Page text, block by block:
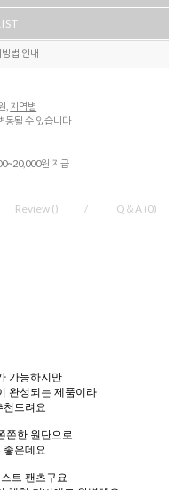
법 안내
, 지역별
동될 수 있습니다
원 지급
Review () Q＆A (0)
가능하지만
완성되는 제품이라
천드려요
쫀한 원단으로
좋은데요
트 팬츠구요